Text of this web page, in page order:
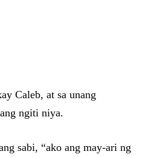
Caleb, at sa unang
ngiti niya.
sabi, “ako ang may-ari ng